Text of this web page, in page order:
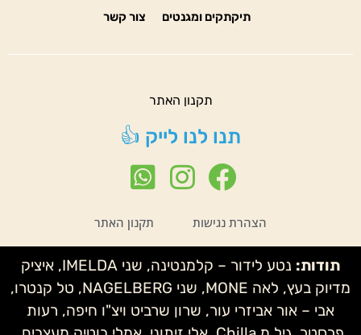
תיקתקים ומגנטים צור קשר
תקנון האתר
תנו לנו לייק 👍
הצהרת נגישות תקנון האתר
תודות:
נטע לידור – קלמנטינה, שני IMELDA, איציק
מדיוק בעץ, לאה MONE, שני NAGELBERG, טל קנטרו,
אבי – אור אביזרי עור, שרון שרביט ויצ"ו חיפה, רעות